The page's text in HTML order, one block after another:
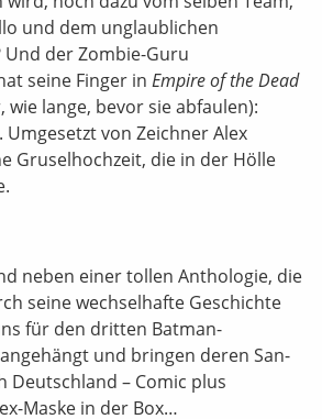
und dem unglaublichen
Und der Zombie-Guru
seine Finger in Empire of the Dead
lange, bevor sie abfaulen):
Umgesetzt von Zeichner Alex
Gruselhochzeit, die in der Hölle
neben einer tollen Anthologie, die
seine wechselhafte Geschichte
für den dritten Batman-
und bringen deren San-
Deutschland – Comic plus
Maske in der Box…